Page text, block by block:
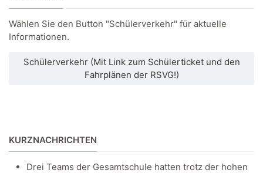
Wählen Sie den Button "Schülerverkehr" für aktuelle
Informationen.
Schülerverkehr (Mit Link zum Schülerticket und den
Fahrplänen der RSVG!)
KURZNACHRICHTEN
Drei Teams der Gesamtschule hatten trotz der hohen